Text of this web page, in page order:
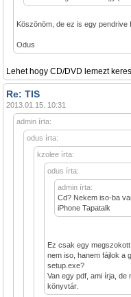
Köszönöm, de ez is egy pendrive
Odus
Lehet hogy CD/DVD lemezt
Re: TIS
2013.01.15. 10:31
admin írta:
odus írta:
kzolee írta:
odus írta:
admin írta:
Cd? Nekem iso-ba
iPhone Tapatalk
Ez csak egy
nem iso, hanem fájlok a
setup.exe?
Van egy pdf, ami írja, de
könyvtár.